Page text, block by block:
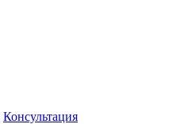
Консультация